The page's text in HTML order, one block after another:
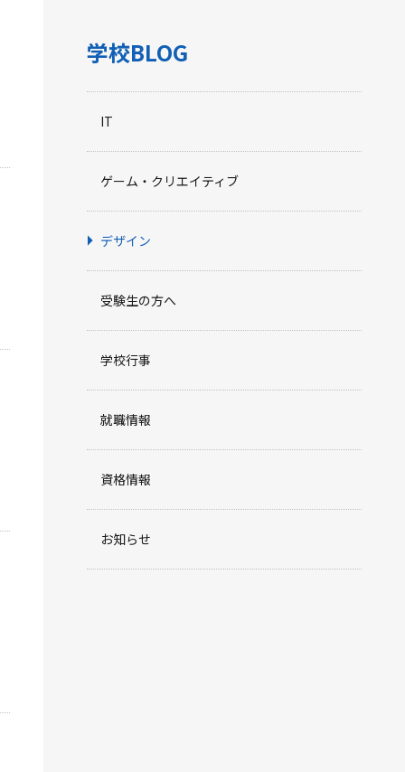
学校BLOG
IT
ゲーム・クリエイティブ
デザイン
受験生の方へ
学校行事
就職情報
資格情報
お知らせ